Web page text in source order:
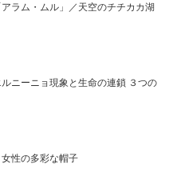
ラム・ムル」／天空のチチカカ湖
ニーニョ現象と生命の連鎖 ３つの
性の多彩な帽子